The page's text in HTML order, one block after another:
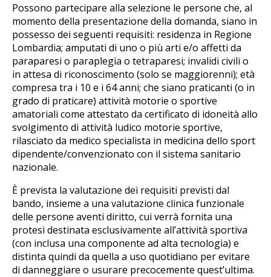
Possono partecipare alla selezione le persone che, al
momento della presentazione della domanda, siano in
possesso dei seguenti requisiti: residenza in Regione
Lombardia; amputati di uno o più arti e/o affetti da
paraparesi o paraplegia o tetraparesi; invalidi civili o
in attesa di riconoscimento (solo se maggiorenni); età
compresa tra i 10 e i 64 anni; che siano praticanti (o in
grado di praticare) attività motorie o sportive
amatoriali come attestato da certificato di idoneità allo
svolgimento di attività ludico motorie sportive,
rilasciato da medico specialista in medicina dello sport
dipendente/convenzionato con il sistema sanitario
nazionale.
È prevista la valutazione dei requisiti previsti dal
bando, insieme a una valutazione clinica funzionale
delle persone aventi diritto, cui verrà fornita una
protesi destinata esclusivamente all’attività sportiva
(con inclusa una componente ad alta tecnologia) e
distinta quindi da quella a uso quotidiano per evitare
di danneggiare o usurare precocemente quest’ultima.